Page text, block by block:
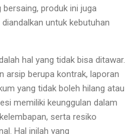
produk ini juga
untuk kebutuhan
hal yang tidak bisa ditawar.
arsip berupa kontrak, laporan
yang tidak boleh hilang atau
memiliki keunggulan dalam
serta resiko
Hal inilah yang